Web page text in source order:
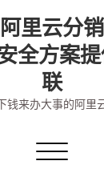
里云分
全方案
联
钱来办大事的阿里
切